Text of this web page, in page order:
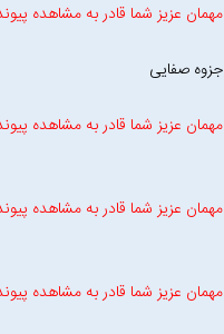
مهمان عزیز شما قادر به مشاهده
جزوه صفایی
مهمان عزیز شما قادر به مشاهده
مهمان عزیز شما قادر به مشاهده
مهمان عزیز شما قادر به مشاهده